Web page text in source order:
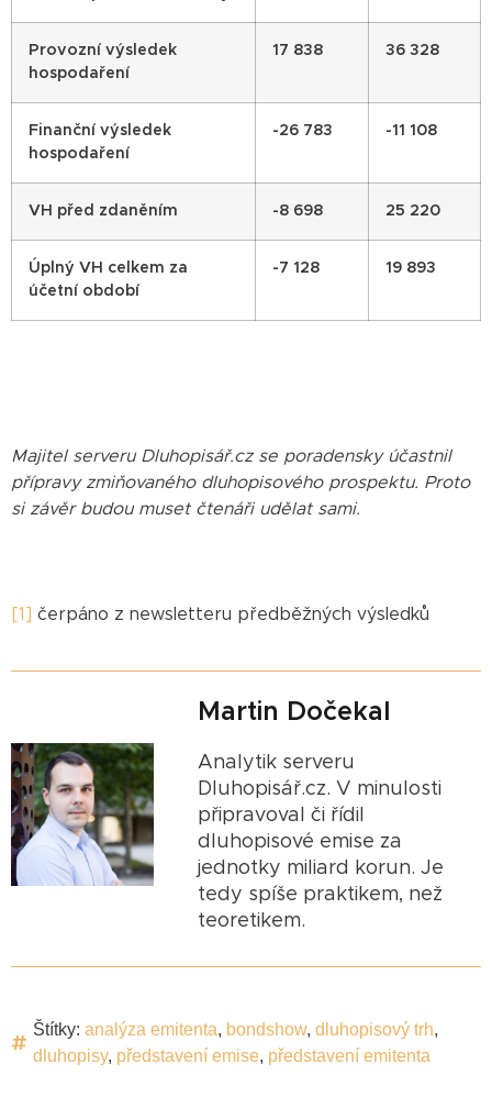
Provozní výsledek
hospodaření
17 838 36 328
Finanční výsledek
hospodaření
-26 783 -11 108
VH před zdaněním -8 698 25 220
Úplný VH celkem za
účetní období
-7 128 19 893
Majitel serveru Dluhopisář.cz se poradensky účastnil
přípravy zmiňovaného dluhopisového prospektu. Proto
si závěr budou muset čtenáři udělat sami.
[1] čerpáno z newsletteru předběžných výsledků
Martin Dočekal
Analytik serveru
Dluhopisář.cz. V minulosti
připravoval či řídil
dluhopisové emise za
jednotky miliard korun. Je
tedy spíše praktikem, než
teoretikem.
Štítky: analýza emitenta, bondshow, dluhopisový trh,
dluhopisy, představení emise, představení emitenta